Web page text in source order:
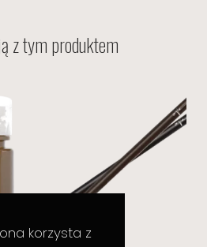
z tym produktem
korzysta z